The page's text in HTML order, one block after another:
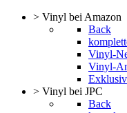
> Vinyl bei Amazon
Back
Vinyl-
Vinyl-
> Vinyl bei JPC
Back